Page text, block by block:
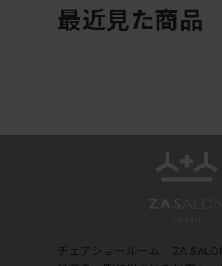
最近見た商品
チェアショールーム ZA